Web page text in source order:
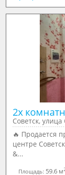
2х
Советск,
🔥 Продается
центре
&...
Площадь: 59.6 м